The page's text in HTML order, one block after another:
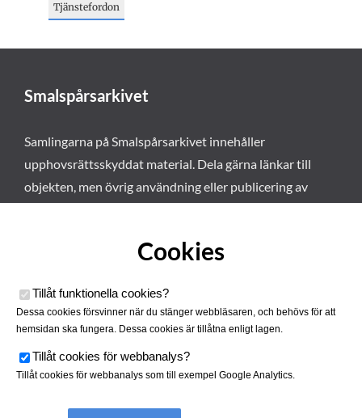
Tjänstefordon
Smalspårsarkivet
Samlingarna på Smalspårsarkivet innehåller
upphovsrättsskyddat material. Dela gärna länkar till
objekten, men övrig användning eller publicering av
Cookies
Tillåt funktionella cookies?
Dessa cookies försvinner när du stänger webbläsaren, och behövs för att
hemsidan ska fungera. Dessa cookies är tillåtna enligt lagen.
Tillåt cookies för webbanalys?
Tillåt cookies för webbanalys som till exempel Google Analytics.